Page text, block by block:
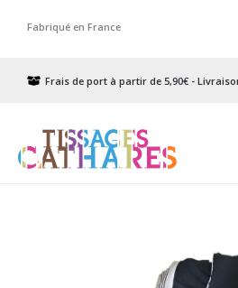
Fabriqué en France
Frais de port à partir de 5,90€ -